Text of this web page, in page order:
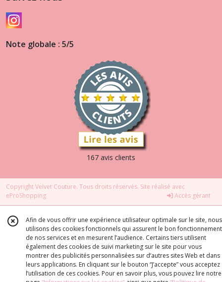
Note globale : 5/5
167 avis clients
Copyright Velvet Couture. Tous droits réservés. Site réalisé avec
eProShopping
Accès gérant
Afin de vous offrir une expérience utilisateur optimale sur le site, nous
utilisons des cookies fonctionnels qui assurent le bon fonctionnement
de nos services et en mesurent l’audience. Certains tiers utilisent
également des cookies de suivi marketing sur le site pour vous
montrer des publicités personnalisées sur d’autres sites Web et dans
leurs applications. En cliquant sur le bouton “J’accepte” vous acceptez
l’utilisation de ces cookies. Pour en savoir plus, vous pouvez lire notre